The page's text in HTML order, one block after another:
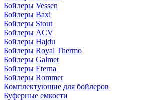
Бойлеры Vessen
Бойлеры Baxi
Бойлеры Stout
Бойлеры ACV
Бойлеры Hajdu
Бойлеры Royal Thermo
Бойлеры Galmet
Бойлеры Eterna
Бойлеры Rommer
Комплектующие для бойлеров
Буферные емкости